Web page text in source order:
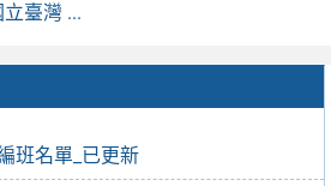
班名單_已更新
臺灣 ...